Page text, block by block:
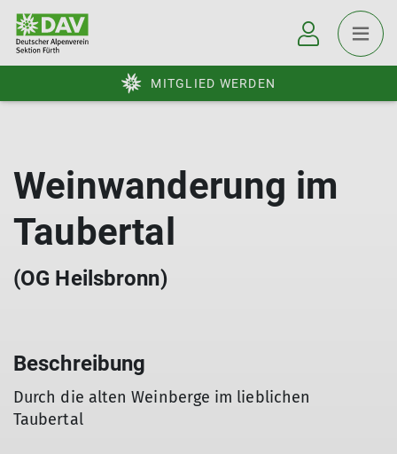
MITGLIED WERDEN
Weinwanderung im
Taubertal
(OG Heilsbronn)
Beschreibung
Durch die alten Weinberge im lieblichen
Taubertal